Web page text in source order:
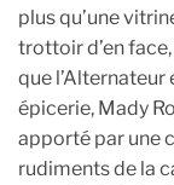
plus qu’une
trottoir d’en
que l’Alternateur
épicerie, Mady
apporté par une
rudiments de la